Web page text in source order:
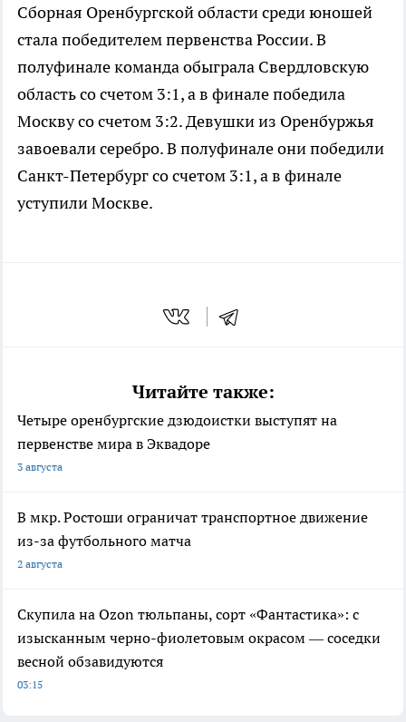
Сборная Оренбургской области среди юношей
стала победителем первенства России. В
полуфинале команда обыграла Свердловскую
область со счетом 3:1, а в финале победила
Москву со счетом 3:2. Девушки из Оренбуржья
завоевали серебро. В полуфинале они победили
Санкт-Петербург со счетом 3:1, а в финале
уступили Москве.
Читайте также:
Четыре оренбургские дзюдоистки выступят на
первенстве мира в Эквадоре
3 августа
В мкр. Ростоши ограничат транспортное движение
из-за футбольного матча
2 августа
Скупила на Ozon тюльпаны, сорт «Фантастика»: с
изысканным черно-фиолетовым окрасом — соседки
весной обзавидуются
03:15